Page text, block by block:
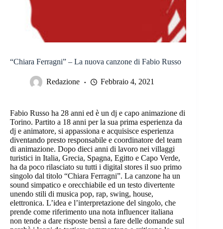
“Chiara Ferragni” – La nuova canzone di Fabio Russo
Redazione Febbraio 4, 2021
Fabio Russo ha 28 anni ed è un dj e capo animazione di
Torino. Partito a 18 anni per la sua prima esperienza da
dj e animatore, si appassiona e acquisisce esperienza
diventando presto responsabile e coordinatore del team
di animazione. Dopo dieci anni di lavoro nei villaggi
turistici in Italia, Grecia, Spagna, Egitto e Capo Verde,
ha da poco rilasciato su tutti i digital stores il suo primo
singolo dal titolo “Chiara Ferragni”. La canzone ha un
sound simpatico e orecchiabile ed un testo divertente
unendo stili di musica pop, rap, swing, house,
elettronica. L’idea e l’interpretazione del singolo, che
prende come riferimento una nota influencer italiana
non tende a dare risposte bensì a fare delle domande sul